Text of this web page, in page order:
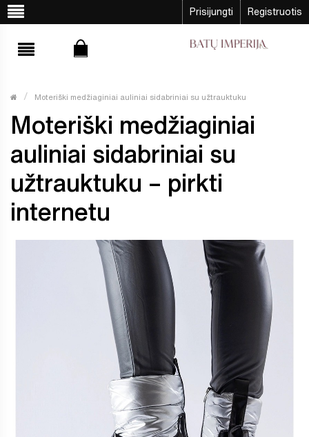
Prisijungti Registruotis
Moteriški medžiaginiai auliniai sidabriniai su užtrauktuku
Moteriški medžiaginiai
auliniai sidabriniai su
užtrauktuku – pirkti
internetu